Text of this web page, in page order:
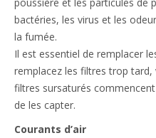
bactéries, les virus et les
la fumée.
Il est essentiel de remplacer
remplacez les filtres trop tard,
filtres sursaturés
de les capter.
Courants d’air